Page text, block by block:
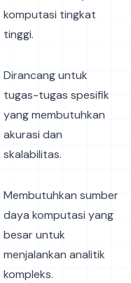
komputasi tingkat
tinggi.
Dirancang untuk
tugas-tugas spesifik
yang membutuhkan
akurasi dan
skalabilitas.
Membutuhkan sumber
daya komputasi yang
besar untuk
menjalankan analitik
kompleks.